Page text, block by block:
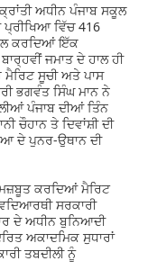
ਅਧੀਨ ਪੰਜਾਬ ਸਕੂਲ
ਵਿੱਚ 416
ਕਰਦਿਆਂ ਇੱਕ
ਜਮਾਤ ਦੇ ਹਾਲ ਹੀ
ਸੂਚੀ ਅਤੇ ਪਾਸ
ਭਗਵੰਤ ਸਿੰਘ ਮਾਨ ਨੇ
ਪੰਜਾਬ ਦੀਆਂ ਤਿੰਨ
ਚੌਹਾਨ ਤੇ ਦਿਵਾਂਸ਼ੀ ਦੀ
ਦੇ ਪੁਨਰ-ਉਥਾਨ ਦੀ
ਮਜ਼ਬੂਤ ਕਰਦਿਆਂ ਮੈਰਿਟ
ਸਰਕਾਰੀ
ਦੇ ਅਧੀਨ ਬੁਨਿਆਦੀ
ਅਕਾਦਮਿਕ ਸੁਧਾਰਾਂ
ਤਬਦੀਲੀ ਨੂੰ